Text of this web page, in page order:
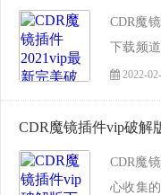
CDR魔
下载频
无需注
位，
最新版
2022-
CDR魔镜插件vip破解
CDR魔
心收集